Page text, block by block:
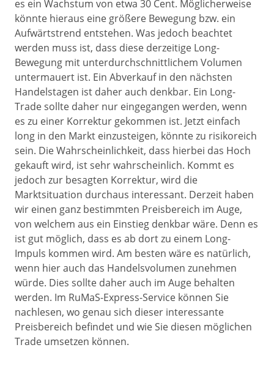
es ein Wachstum von etwa 30 Cent. Möglicherweise
könnte hieraus eine größere Bewegung bzw. ein
Aufwärtstrend entstehen. Was jedoch beachtet
werden muss ist, dass diese derzeitige Long-
Bewegung mit unterdurchschnittlichem Volumen
untermauert ist. Ein Abverkauf in den nächsten
Handelstagen ist daher auch denkbar. Ein Long-
Trade sollte daher nur eingegangen werden, wenn
es zu einer Korrektur gekommen ist. Jetzt einfach
long in den Markt einzusteigen, könnte zu risikoreich
sein. Die Wahrscheinlichkeit, dass hierbei das Hoch
gekauft wird, ist sehr wahrscheinlich. Kommt es
jedoch zur besagten Korrektur, wird die
Marktsituation durchaus interessant. Derzeit haben
wir einen ganz bestimmten Preisbereich im Auge,
von welchem aus ein Einstieg denkbar wäre. Denn es
ist gut möglich, dass es ab dort zu einem Long-
Impuls kommen wird. Am besten wäre es natürlich,
wenn hier auch das Handelsvolumen zunehmen
würde. Dies sollte daher auch im Auge behalten
werden. Im RuMaS-Express-Service können Sie
nachlesen, wo genau sich dieser interessante
Preisbereich befindet und wie Sie diesen möglichen
Trade umsetzen können.